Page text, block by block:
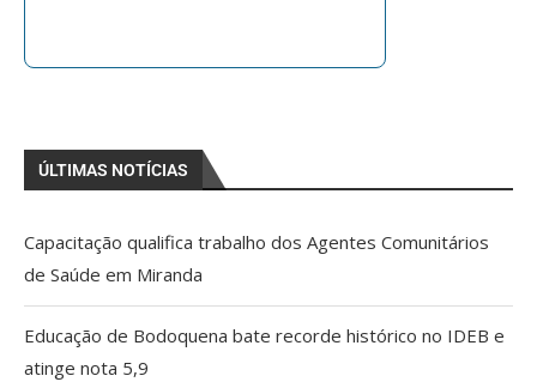
ÚLTIMAS NOTÍCIAS
Capacitação qualifica trabalho dos Agentes Comunitários
de Saúde em Miranda
Educação de Bodoquena bate recorde histórico no IDEB e
atinge nota 5,9